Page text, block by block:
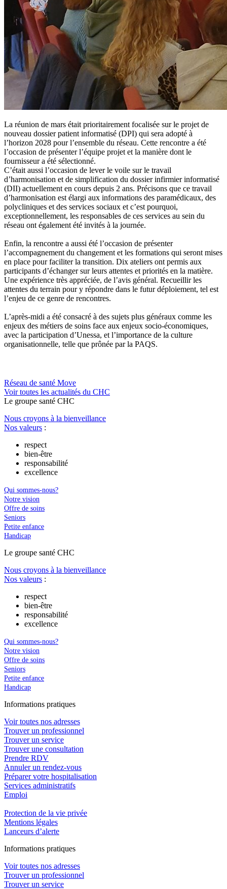
La réunion de mars était prioritairement focalisée sur le projet de
nouveau dossier patient informatisé (DPI) qui sera adopté à
l’horizon 2028 pour l’ensemble du réseau. Cette rencontre a été
l’occasion de présenter l’équipe projet et la manière dont le
fournisseur a été sélectionné.
C’était aussi l’occasion de lever le voile sur le travail
d’harmonisation et de simplification du dossier infirmier informatisé
(DII) actuellement en cours depuis 2 ans. Précisons que ce travail
d’harmonisation est élargi aux informations des paramédicaux, des
polycliniques et des services sociaux et c’est pourquoi,
exceptionnellement, les responsables de ces services au sein du
réseau ont également été invités à la journée.
Enfin, la rencontre a aussi été l’occasion de présenter
l’accompagnement du changement et les formations qui seront mises
en place pour faciliter la transition. Dix ateliers ont permis aux
participants d’échanger sur leurs attentes et priorités en la matière.
Une expérience très appréciée, de l’avis général. Recueillir les
attentes du terrain pour y répondre dans le futur déploiement, tel est
l’enjeu de ce genre de rencontres.
L’après-midi a été consacré à des sujets plus généraux comme les
enjeux des métiers de soins face aux enjeux socio-économiques,
avec la participation d’Unessa, et l’importance de la culture
organisationnelle, telle que prônée par la PAQS.
Réseau de santé Move
Voir toutes les actualités du CHC
Le groupe santé CHC
Nous croyons à la bienveillance
Nos valeurs :
respect
bien-être
responsabilité
excellence
Qui sommes-nous?
Notre vision
Offre de soins
Seniors
Petite enfance
Handicap
Le groupe santé CHC
Nous croyons à la bienveillance
Nos valeurs :
respect
bien-être
responsabilité
excellence
Qui sommes-nous?
Notre vision
Offre de soins
Seniors
Petite enfance
Handicap
Informations pratiques
Voir toutes nos adresses
Trouver un professionnel
Trouver un service
Trouver une consultation
Prendre RDV
Annuler un rendez-vous
Préparer votre hospitalisation
Services administratifs
Emploi​
Protection de la vie privée
Mentions légales
Lanceurs d’alerte
Informations pratiques
Voir toutes nos adresses
Trouver un professionnel
Trouver un service